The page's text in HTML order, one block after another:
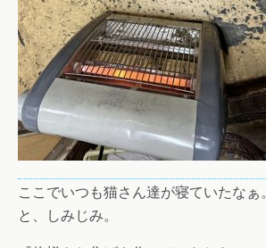
ここでいつも猫さん達が寝ていたなぁ。
と、しみじみ。